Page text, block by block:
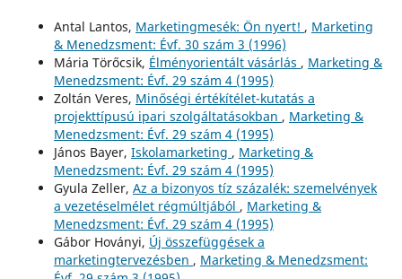
Antal Lantos, Marketingmesék: Ön nyert! , Marketing
& Menedzsment: Évf. 30 szám 3 (1996)
Mária Törőcsik, Élményorientált vásárlás , Marketing &
Menedzsment: Évf. 29 szám 4 (1995)
Zoltán Veres, Minőségi értékítélet-kutatás a
projekttípusú ipari szolgáltatásokban , Marketing &
Menedzsment: Évf. 29 szám 4 (1995)
János Bayer, Iskolamarketing , Marketing &
Menedzsment: Évf. 29 szám 4 (1995)
Gyula Zeller, Az a bizonyos tíz százalék: szemelvények
a vezetéselmélet régmúltjából , Marketing &
Menedzsment: Évf. 29 szám 4 (1995)
Gábor Hoványi, Új összefüggések a
marketingtervezésben , Marketing & Menedzsment: